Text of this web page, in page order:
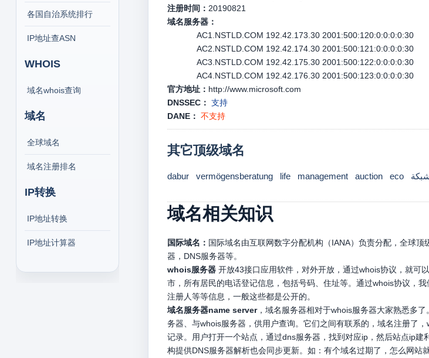
各国自治系统排行
IP地址查ASN
WHOIS
域名whois查询
域名
全球域名
域名注册排名
IP转换
IP地址转换
IP地址计算器
注册时间： 20190821
域名服务器：
AC1.NSTLD.COM 192.42.173.30 2001:500:120:0:0:0:0:30
AC2.NSTLD.COM 192.42.174.30 2001:500:121:0:0:0:0:30
AC3.NSTLD.COM 192.42.175.30 2001:500:122:0:0:0:0:30
AC4.NSTLD.COM 192.42.176.30 2001:500:123:0:0:0:0:30
官方地址： http://www.microsoft.com
DNSSEC： 支持
DANE： 不支持
其它顶级域名
dabur vermögensberatung life management auction eco
域名相关知识
国际域名： 国际域名由互联网数字分配机构（IANA）负责分配，全球
器，DNS服务器等。
whois服务器开放43接口应用软件，对外开放，通过whois协议，就可
市，所有居民的电话登记信息，包括号码、住址等。通过whois协议，
注册人等等信息，一般这些都是公开的。
域名服务器name server，域名服务器相对于whois服务器大家熟悉多
务器、与whois服务器，供用户查询。它们之间有联系的，域名注册了
记录。用户打开一个站点，通过dns服务器，找到对应ip，然后站点ip
构提供DNS服务器解析也会同步更新。如：有个域名过期了，怎么网站